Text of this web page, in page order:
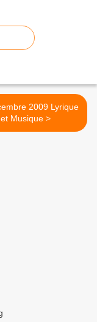
2009 Lyrique
et Musique >